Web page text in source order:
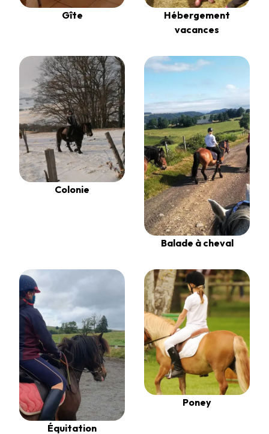
Gîte
Hébergement
vacances
Colonie
Balade à cheval
Équitation
Poney